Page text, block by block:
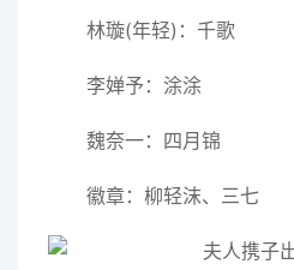
林璇(年轻)：千歌
李婵予：涂涂
魏奈一：四月锦
徽章：柳轻沫、三七